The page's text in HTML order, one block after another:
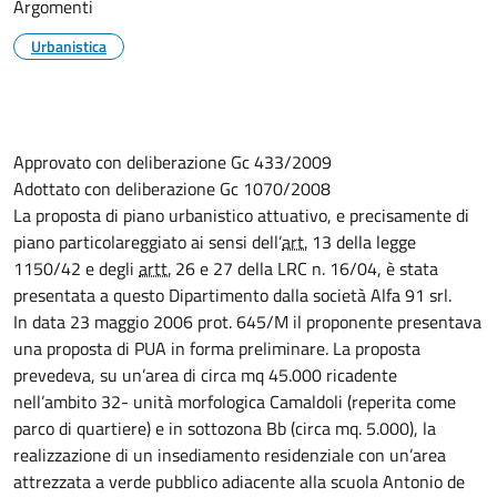
Argomenti
Urbanistica
Approvato con deliberazione Gc 433/2009
Adottato con deliberazione Gc 1070/2008
La proposta di piano urbanistico attuativo, e precisamente di
piano particolareggiato ai sensi dell’art. 13 della legge
1150/42 e degli artt. 26 e 27 della LRC n. 16/04, è stata
presentata a questo Dipartimento dalla società Alfa 91 srl.
In data 23 maggio 2006 prot. 645/M il proponente presentava
una proposta di PUA in forma preliminare. La proposta
prevedeva, su un’area di circa mq 45.000 ricadente
nell’ambito 32- unità morfologica Camaldoli (reperita come
parco di quartiere) e in sottozona Bb (circa mq. 5.000), la
realizzazione di un insediamento residenziale con un’area
attrezzata a verde pubblico adiacente alla scuola Antonio de